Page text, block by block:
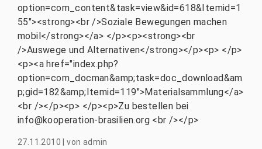
option=com_content&task=view&id=618&Itemid=1
55"><strong><br />Soziale Bewegungen machen
mobil</strong></a> </p><p><strong><br
/>Auswege und Alternativen</strong></p><p> </p>
<p><a href="index.php?
option=com_docman&amp;task=doc_download&am
p;gid=182&amp;Itemid=119">Materialsammlung</a>
<br /></p><p> </p><p>Zu bestellen bei
info@kooperation-brasilien.org <br /></p>
27.11.2010 |von admin